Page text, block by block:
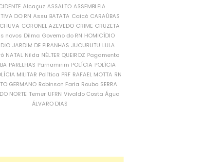
Alcaçuz ASSALTO ASSEMBLEIA
DO RN Assu BATATA Caicó CARAÚBAS
CORONEL AZEVEDO CRIME CRUZETA
novos Dilma Governo do RN HOMICÍDIO
JARDIM DE PIRANHAS JUCURUTU LULA
NATAL Nilda NÉLTER QUEIROZ Pagamento
PARELHAS Parnamirim POLÍCIA POLÍCIA
MILITAR Política PRF RAFAEL MOTTA RN
GERMANO Robinson Faria Roubo SERRA
NORTE Temer UFRN Vivaldo Costa Água
ÁLVARO DIAS